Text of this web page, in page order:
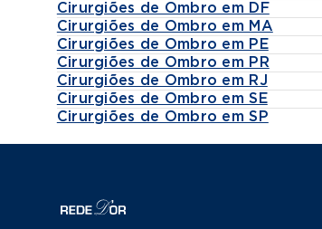
Cirurgiões de Ombro em DF
Cirurgiões de Ombro em MA
Cirurgiões de Ombro em PE
Cirurgiões de Ombro em PR
Cirurgiões de Ombro em RJ
Cirurgiões de Ombro em SE
Cirurgiões de Ombro em SP